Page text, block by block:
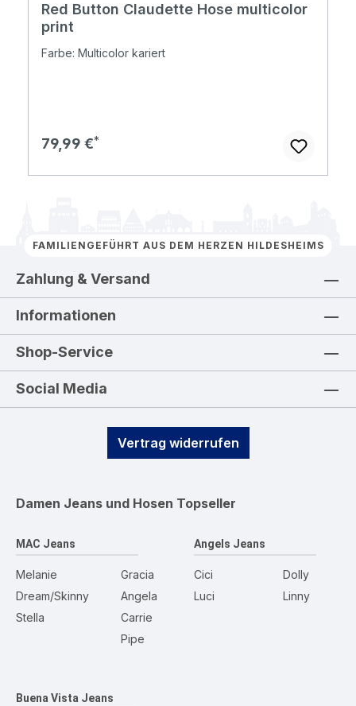
Red Button Claudette Hose multicolor
print
Farbe: Multicolor kariert
Regulärer Preis:
79,99 €
FAMILIENGEFÜHRT AUS DEM HERZEN HILDESHEIMS
Zahlung & Versand
Informationen
Shop-Service
Social Media
Vertrag widerrufen
Damen Jeans und Hosen Topseller
MAC Jeans
Melanie
Dream/Skinny
Stella
Gracia
Angela
Carrie
Pipe
Angels Jeans
Cici
Luci
Dolly
Linny
Buena Vista Jeans